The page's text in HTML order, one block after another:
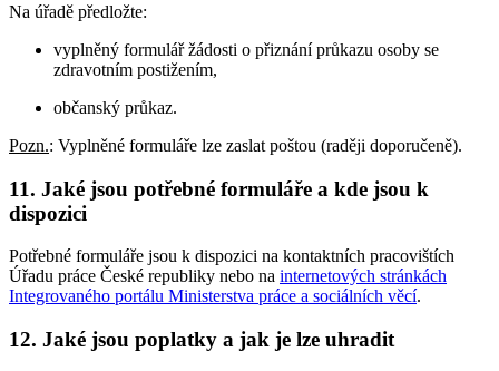
Na úřadě předložte:
vyplněný formulář žádosti o přiznání průkazu osoby se
zdravotním postižením,
občanský průkaz.
Pozn.: Vyplněné formuláře lze zaslat poštou (raději doporučeně).
11. Jaké jsou potřebné formuláře a kde jsou k
dispozici
Potřebné formuláře jsou k dispozici na kontaktních pracovištích
Úřadu práce České republiky nebo na internetových stránkách
Integrovaného portálu Ministerstva práce a sociálních věcí.
12. Jaké jsou poplatky a jak je lze uhradit